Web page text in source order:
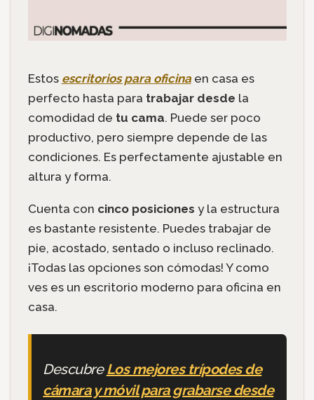
Estos escritorios para oficinaen casa es
perfecto hasta para trabajar desde la
comodidad de tu cama. Puede ser poco
productivo, pero siempre depende de las
condiciones. Es perfectamente ajustable en
altura y forma.
Cuenta con cinco posiciones y la estructura
es bastante resistente. Puedes trabajar de
pie, acostado, sentado o incluso reclinado.
¡Todas las opciones son cómodas! Y como
ves es un escritorio moderno para oficina en
casa.
DescubreLos mejores trípodes de
cámara y móvil para grabarse desde